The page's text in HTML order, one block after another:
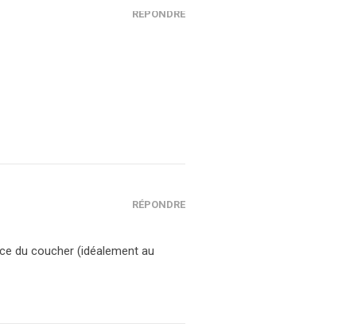
RÉPONDRE
RÉPONDRE
du coucher (idéalement au